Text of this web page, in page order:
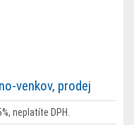
venkov, prodej
neplatíte DPH.